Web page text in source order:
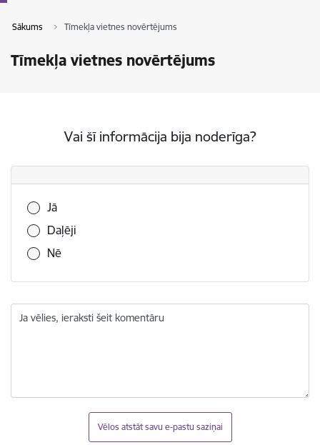
Sākums Tīmekļa vietnes novērtējums
Tīmekļa vietnes novērtējums
Vai šī informācija bija noderīga?
Vai šī informācija bija noderīga?
Jā
Daļēji
Nē
Ja vēlies, ieraksti šeit komentāru
Vēlos atstāt savu e-pastu saziņai